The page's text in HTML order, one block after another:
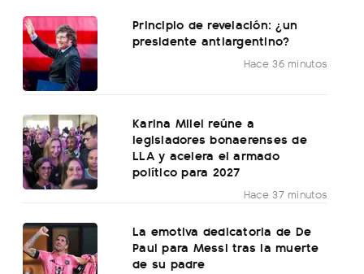
Principio de revelación: ¿un
presidente antiargentino?
Hace 36 minutos
Karina Milei reúne a
legisladores bonaerenses de
LLA y acelera el armado
político para 2027
Hace 37 minutos
La emotiva dedicatoria de De
Paul para Messi tras la muerte
de su padre